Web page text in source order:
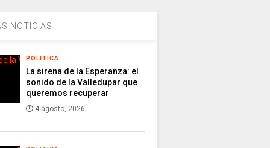
NOTICIAS
POLITICA
La sirena de la Esperanza: el
sonido de la Valledupar que
queremos recuperar
4 agosto, 2026